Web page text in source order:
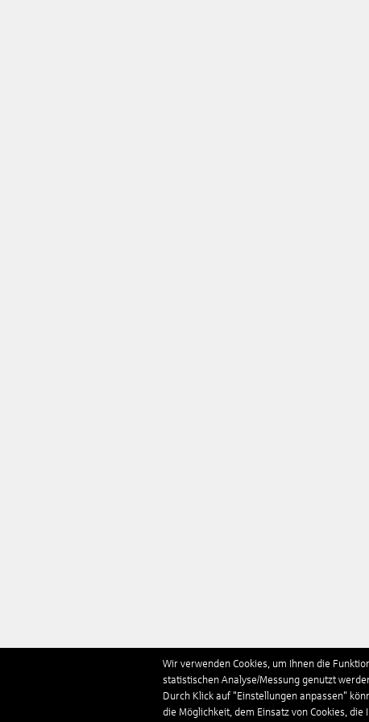
Wir verwenden Cookies, um Ihnen die
statistischen Analyse/Messung genutzt
Durch Klick auf "Einstellungen anpassen"
die Möglichkeit, dem Einsatz von Cookies,